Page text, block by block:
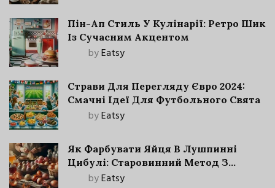
Пін-Ап Стиль У Кулінарії: Ретро Шик
Із Сучасним Акцентом
byEatsy
Страви Для Перегляду Євро 2024:
Смачні Ідеї Для Футбольного Свята
byEatsy
Як Фарбувати Яйця В Лушпинні
Цибулі: Старовинний Метод З
Сучасними Нюансами
byEatsy